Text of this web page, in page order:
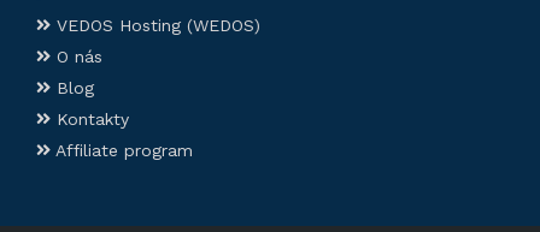
VEDOS Hosting (WEDOS)
O nás
Blog
Kontakty
Affiliate program